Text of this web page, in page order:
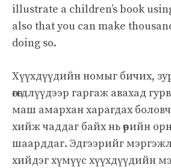
illustrate a children’s book
also that you can make
doing so.
Хүүхдүүдийн номыг бичих,
өгөгдлүүдээр гаргаж авахад
маш амархан харагдах
хийж чаддаг байх нь өөрийн
шаарддаг. Эдгээрийг
хийдэг хүмүүс хүүхдүүдийн